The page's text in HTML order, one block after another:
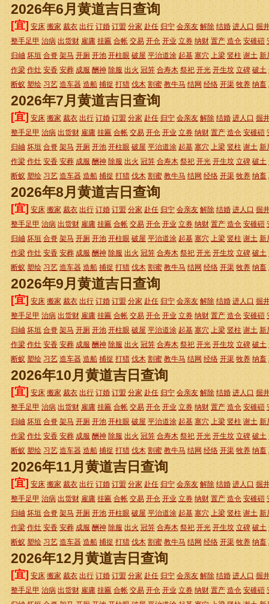
2026年6月黄道吉日查询
[宜] 安床 搬家 裁衣 出行 订婚 订盟 分家 赴任 归宁 会亲友 解除 结婚 进人口 掘
整手足甲 治病 出货财 雇庸 挂匾 合帐 交易 开仓 开业 立券 纳财 置产 造仓 安碓磑
归岫 坏垣 合脊 架马 开厕 开池 开柱眼 破屋 平治道涂 起基 塞穴 上梁 竖柱 谢土 新
作梁 作灶 安香 安葬 成服 酬神 除服 出火 冠笄 合寿木 祭祀 开光 开生坟 立碑 破土
断蚁 塑绘 习艺 造车器 造船 捕捉 打猎 伐木 割蜜 教牛马 结网 经络 开渠 牧养 纳畜
2026年7月黄道吉日查询
[宜] 安床 搬家 裁衣 出行 订婚 订盟 分家 赴任 归宁 会亲友 解除 结婚 进人口 掘
整手足甲 治病 出货财 雇庸 挂匾 合帐 交易 开仓 开业 立券 纳财 置产 造仓 安碓磑
归岫 坏垣 合脊 架马 开厕 开池 开柱眼 破屋 平治道涂 起基 塞穴 上梁 竖柱 谢土 新
作梁 作灶 安香 安葬 成服 酬神 除服 出火 冠笄 合寿木 祭祀 开光 开生坟 立碑 破土
断蚁 塑绘 习艺 造车器 造船 捕捉 打猎 伐木 割蜜 教牛马 结网 经络 开渠 牧养 纳畜
2026年8月黄道吉日查询
[宜] 安床 搬家 裁衣 出行 订婚 订盟 分家 赴任 归宁 会亲友 解除 结婚 进人口 掘
整手足甲 治病 出货财 雇庸 挂匾 合帐 交易 开仓 开业 立券 纳财 置产 造仓 安碓磑
归岫 坏垣 合脊 架马 开厕 开池 开柱眼 破屋 平治道涂 起基 塞穴 上梁 竖柱 谢土 新
作梁 作灶 安香 安葬 成服 酬神 除服 出火 冠笄 合寿木 祭祀 开光 开生坟 立碑 破土
断蚁 塑绘 习艺 造车器 造船 捕捉 打猎 伐木 割蜜 教牛马 结网 经络 开渠 牧养 纳畜
2026年9月黄道吉日查询
[宜] 安床 搬家 裁衣 出行 订婚 订盟 分家 赴任 归宁 会亲友 解除 结婚 进人口 掘
整手足甲 治病 出货财 雇庸 挂匾 合帐 交易 开仓 开业 立券 纳财 置产 造仓 安碓磑
归岫 坏垣 合脊 架马 开厕 开池 开柱眼 破屋 平治道涂 起基 塞穴 上梁 竖柱 谢土 新
作梁 作灶 安香 安葬 成服 酬神 除服 出火 冠笄 合寿木 祭祀 开光 开生坟 立碑 破土
断蚁 塑绘 习艺 造车器 造船 捕捉 打猎 伐木 割蜜 教牛马 结网 经络 开渠 牧养 纳畜
2026年10月黄道吉日查询
[宜] 安床 搬家 裁衣 出行 订婚 订盟 分家 赴任 归宁 会亲友 解除 结婚 进人口 掘
整手足甲 治病 出货财 雇庸 挂匾 合帐 交易 开仓 开业 立券 纳财 置产 造仓 安碓磑
归岫 坏垣 合脊 架马 开厕 开池 开柱眼 破屋 平治道涂 起基 塞穴 上梁 竖柱 谢土 新
作梁 作灶 安香 安葬 成服 酬神 除服 出火 冠笄 合寿木 祭祀 开光 开生坟 立碑 破土
断蚁 塑绘 习艺 造车器 造船 捕捉 打猎 伐木 割蜜 教牛马 结网 经络 开渠 牧养 纳畜
2026年11月黄道吉日查询
[宜] 安床 搬家 裁衣 出行 订婚 订盟 分家 赴任 归宁 会亲友 解除 结婚 进人口 掘
整手足甲 治病 出货财 雇庸 挂匾 合帐 交易 开仓 开业 立券 纳财 置产 造仓 安碓磑
归岫 坏垣 合脊 架马 开厕 开池 开柱眼 破屋 平治道涂 起基 塞穴 上梁 竖柱 谢土 新
作梁 作灶 安香 安葬 成服 酬神 除服 出火 冠笄 合寿木 祭祀 开光 开生坟 立碑 破土
断蚁 塑绘 习艺 造车器 造船 捕捉 打猎 伐木 割蜜 教牛马 结网 经络 开渠 牧养 纳畜
2026年12月黄道吉日查询
[宜] 安床 搬家 裁衣 出行 订婚 订盟 分家 赴任 归宁 会亲友 解除 结婚 进人口 掘
整手足甲 治病 出货财 雇庸 挂匾 合帐 交易 开仓 开业 立券 纳财 置产 造仓 安碓磑